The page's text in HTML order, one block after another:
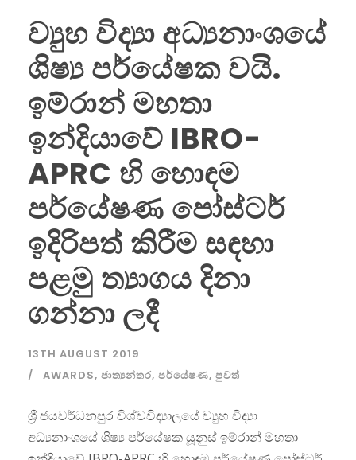
ව්‍යුහ විද්‍යා අධ්‍යනාංශයේ
ශිෂ්‍ය පර්යේෂක වයි.
ඉම්රාන් මහතා
ඉන්දියාවේ IBRO-
APRC හි හොඳම
පර්යේෂණ පෝස්ටර්
ඉදිරිපත් කිරීම සඳහා
පළමු ත්‍යාගය දිනා
ගන්නා ලදී
13TH AUGUST 2019
AWARDS, ජාත්‍යන්තර, පර්යේෂණ, පුවත්
ශ්‍රී ජයවර්ධනපුර විශ්වවිද්‍යාලයේ ව්‍යුහ විද්‍යා
අධ්‍යනාංශයේ ශිෂ්‍ය පර්යේෂක යූනුස් ඉම්රාන් මහතා